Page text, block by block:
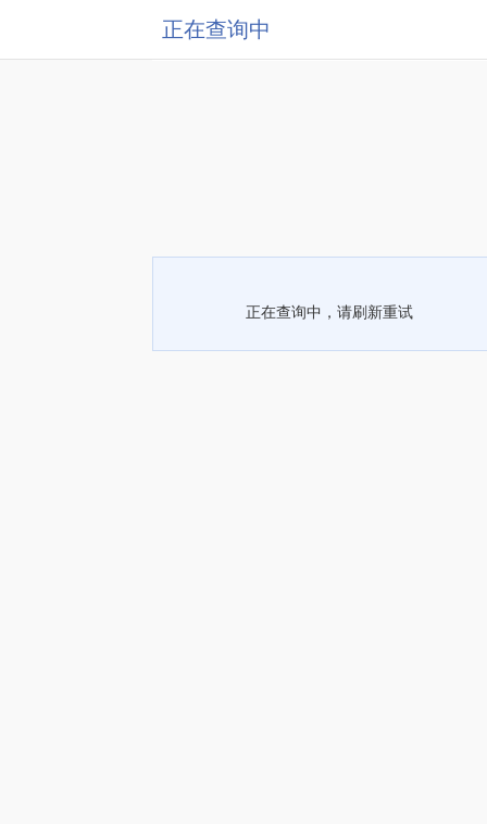
正在查询中
正在查询中，请刷新重试